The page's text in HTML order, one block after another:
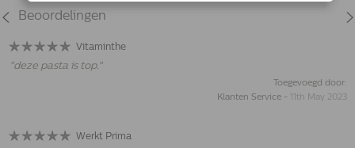
Beoordelingen
Vitaminthe
"deze pasta is top."
Toegevoegd door:
Klanten Service - 11th May 2023
Werkt Prima